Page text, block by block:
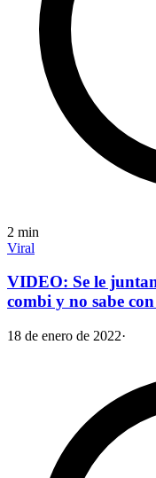
2 min
Viral
VIDEO: Se le
combi y no sabe
18 de enero de 2022·